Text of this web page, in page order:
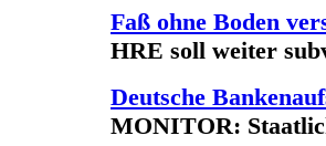
Faß ohne Boden
HRE soll weiter
Deutsche
MONITOR: